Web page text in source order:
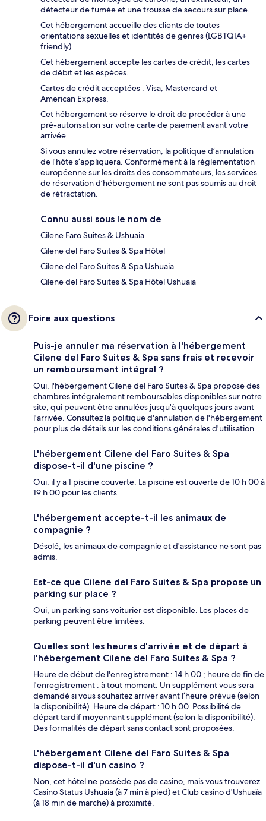
détecteur de fumée et une trousse de secours sur place.
Cet hébergement accueille des clients de toutes
orientations sexuelles et identités de genres (LGBTQIA+
friendly).
Cet hébergement accepte les cartes de crédit, les cartes
de débit et les espèces.
Cartes de crédit acceptées : Visa, Mastercard et
American Express.
Cet hébergement se réserve le droit de procéder à une
pré-autorisation sur votre carte de paiement avant votre
arrivée.
Si vous annulez votre réservation, la politique d’annulation
de l’hôte s’appliquera. Conformément à la réglementation
européenne sur les droits des consommateurs, les services
de réservation d’hébergement ne sont pas soumis au droit
de rétractation.
Connu aussi sous le nom de
Cilene Faro Suites & Ushuaia
Cilene del Faro Suites & Spa Hôtel
Cilene del Faro Suites & Spa Ushuaia
Cilene del Faro Suites & Spa Hôtel Ushuaia
Foire aux questions
Puis-je annuler ma réservation à l'hébergement
Cilene del Faro Suites & Spa sans frais et recevoir
un remboursement intégral ?
Oui, l'hébergement Cilene del Faro Suites & Spa propose des
chambres intégralement remboursables disponibles sur notre
site, qui peuvent être annulées jusqu'à quelques jours avant
l'arrivée. Consultez la politique d'annulation de l'hébergement
pour plus de détails sur les conditions générales d'utilisation.
L'hébergement Cilene del Faro Suites & Spa
dispose-t-il d'une piscine ?
Oui, il y a 1 piscine couverte. La piscine est ouverte de 10 h 00 à
19 h 00 pour les clients.
L'hébergement accepte-t-il les animaux de
compagnie ?
Désolé, les animaux de compagnie et d'assistance ne sont pas
admis.
Est-ce que Cilene del Faro Suites & Spa propose un
parking sur place ?
Oui, un parking sans voiturier est disponible. Les places de
parking peuvent être limitées.
Quelles sont les heures d'arrivée et de départ à
l'hébergement Cilene del Faro Suites & Spa ?
Heure de début de l'enregistrement : 14 h 00 ; heure de fin de
l'enregistrement : à tout moment. Un supplément vous sera
demandé si vous souhaitez arriver avant l’heure prévue (selon
la disponibilité). Heure de départ : 10 h 00. Possibilité de
départ tardif moyennant supplément (selon la disponibilité).
Des formalités de départ sans contact sont proposées.
L'hébergement Cilene del Faro Suites & Spa
dispose-t-il d'un casino ?
Non, cet hôtel ne possède pas de casino, mais vous trouverez
Casino Status Ushuaia (à 7 min à pied) et Club casino d'Ushuaïa
(à 18 min de marche) à proximité.